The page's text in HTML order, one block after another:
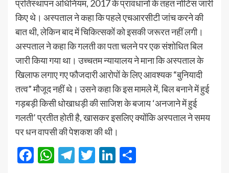
प्रतिस्थापन अधिनियम, 2017 के प्रावधानों के तहत नोटिस जारी
किए थे। अस्पताल ने कहा कि पहले एचआरसीटी जांच करने की
बात थी, लेकिन बाद में चिकित्सकों को इसकी जरूरत नहीं लगी।
अस्पताल ने कहा कि गलती का पता चलने पर एक संशोधित बिल
जारी किया गया था। उच्चतम न्यायालय ने माना कि अस्पताल के
खिलाफ लगाए गए फौजदारी आरोपों के लिए आवश्यक “बुनियादी
तत्व” मौजूद नहीं थे। उसने कहा कि इस मामले में, बिल बनाने में हुई
गड़बड़ी किसी धोखाधड़ी की साजिश के बजाय ‘अनजाने में हुई
गलती’ प्रतीत होती है, खासकर इसलिए क्योंकि अस्पताल ने समय
पर धन वापसी की पेशकश की थी।
Facebook
WhatsApp
Telegram
TwitterLinkedIn